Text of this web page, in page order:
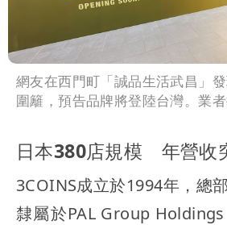
網友在西門町「誠品生活武昌」
圍籬，預告品牌將登陸台灣。業
日本380店規模 年營收
3COINS成立於1994年，總
隸屬於PAL Group